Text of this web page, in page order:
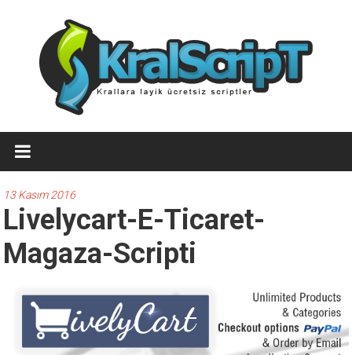
Ücretsiz
WordPress
Temaları,Ücretsiz
Script
Kralscript.com
sayfamızda
scriptler,
ücretsiz
temalar,
13 Kasım 2016
Livelycart-E-Ticaret-
Magaza-Scripti